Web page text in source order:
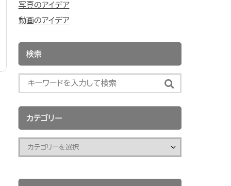
写真のアイデア
動画のアイデア
検索
カテゴリー